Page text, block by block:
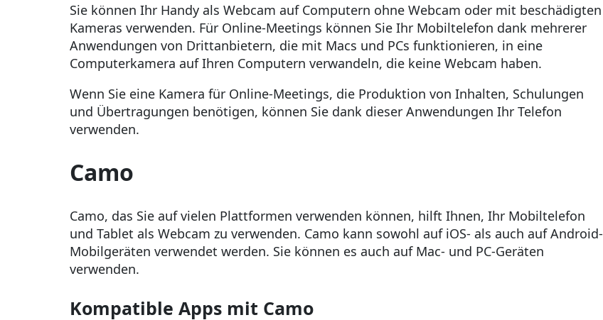
Sie können Ihr Handy als Webcam auf Computern ohne Webcam oder mit beschädigten
Kameras verwenden. Für Online-Meetings können Sie Ihr Mobiltelefon dank mehrerer
Anwendungen von Drittanbietern, die mit Macs und PCs funktionieren, in eine
Computerkamera auf Ihren Computern verwandeln, die keine Webcam haben.
Wenn Sie eine Kamera für Online-Meetings, die Produktion von Inhalten, Schulungen
und Übertragungen benötigen, können Sie dank dieser Anwendungen Ihr Telefon
verwenden.
Camo
Camo, das Sie auf vielen Plattformen verwenden können, hilft Ihnen, Ihr Mobiltelefon
und Tablet als Webcam zu verwenden. Camo kann sowohl auf iOS- als auch auf Android-
Mobilgeräten verwendet werden. Sie können es auch auf Mac- und PC-Geräten
verwenden.
Kompatible Apps mit Camo